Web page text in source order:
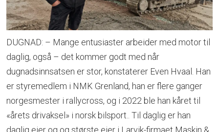
DUGNAD: – Mange entusiaster arbeider med motor til
daglig, også – det kommer godt med når
dugnadsinnsatsen er stor, konstaterer Even Hvaal. Han
er styremedlem i NMK Grenland, han er flere ganger
norgesmester i rallycross, og i 2022 ble han kåret til
«årets drivaksel» i norsk bilsport.. Til daglig er han